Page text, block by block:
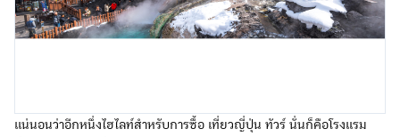
แน่นอนว่าอีกหนึ่งไฮไลท์สำหรับการซื้อ เที่ยวญี่ปุ่น ทัวร์ นั่นก็คือโรงแรม